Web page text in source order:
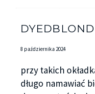
8 października 2024
przy takich
długo namawiać